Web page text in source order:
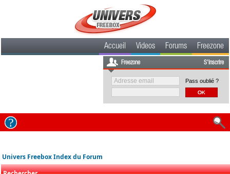
Accueil Videos Forums Freezone
Freezone S'inscrire
Pass oublié ?
Univers Freebox Index du Forum